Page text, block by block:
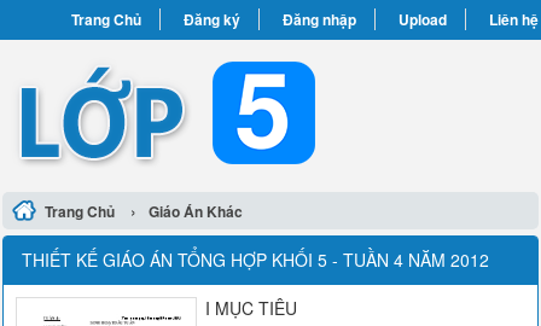
Trang Chủ Đăng ký Đăng nhập Upload Liên hệ
Trang Chủ › Giáo Án Khác
THIẾT KẾ GIÁO ÁN TỔNG HỢP KHỐI 5 - TUẦN 4 NĂM 2012
I MỤC TIÊU